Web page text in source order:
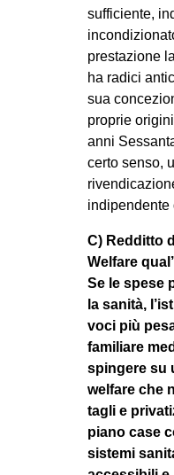
sufficiente,
prestazione
ha radici
sua
proprie
anni
certo senso,
indipendente
C) Redditto
Welfare
Se le spese
la sanità,
voci più
familiare
spingere su
welfare che
tagli e
piano case
sistemi